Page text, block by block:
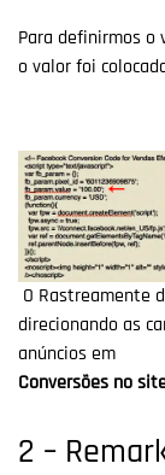
Para definirmos o
o valor foi
O Rastreamente
direcionando as
anúncios em
Conversões no
2 –